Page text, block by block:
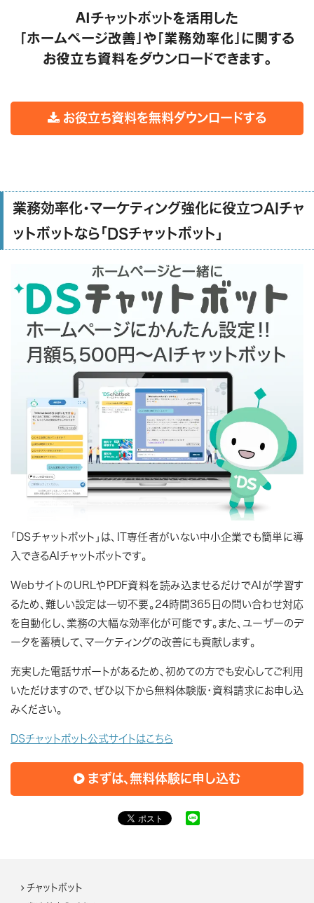
AIチャットボットを活用した
「ホームページ改善」や「業務効率化」に関する
お役立ち資料をダウンロードできます。
お役立ち資料を無料ダウンロードする
業務効率化・マーケティング強化に役立つAIチャ
ットボットなら「DSチャットボット」
「DSチャットボット」は、IT専任者がいない中小企業でも簡単に導
入できるAIチャットボットです。
WebサイトのURLやPDF資料を読み込ませるだけでAIが学習す
るため、難しい設定は一切不要。24時間365日の問い合わせ対応
を自動化し、業務の大幅な効率化が可能です。また、ユーザーのデ
ータを蓄積して、マーケティングの改善にも貢献します。
充実した電話サポートがあるため、初めての方でも安心してご利用
いただけますので、ぜひ以下から無料体験版・資料請求にお申し込
みください。
DSチャットボット公式サイトはこちら
まずは、無料体験に申し込む
チャットボット